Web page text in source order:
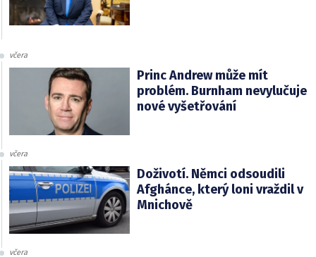
včera
Princ Andrew může mít
problém. Burnham nevylučuje
nové vyšetřování
včera
Doživotí. Němci odsoudili
Afghánce, který loni vraždil v
Mnichově
včera